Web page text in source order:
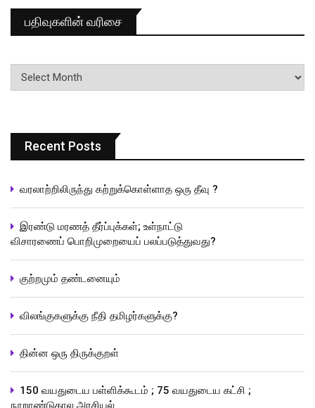
பதிவுகளின் வரிசை
பதிவுகளின்
வரிசை
Recent Posts
வரலாற்றிலிருந்து கற்றுக்கொள்ளாத ஒரு தீவு ?
இரண்டு மரணத் தீர்ப்புக்கள்; உள்நாட்டு
விசாரணைப் பொறிமுறையைப் பலப்படுத்துவது?
குற்றமும் தண்டனையும்
விலங்குகளுக்கு நீதி தமிழர்களுக்கு?
தின்ன ஒரு திருக்குறள்
150 வயதுடைய பள்ளிக்கூடம் ; 75 வயதுடைய கட்சி ;
நூறாண்டுகால அரசியல்